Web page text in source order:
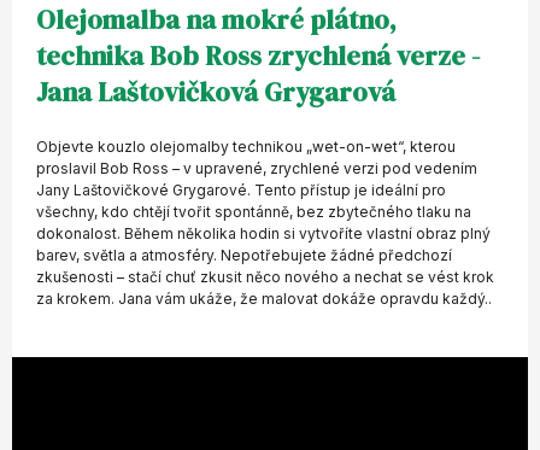
Olejomalba na mokré plátno,
technika Bob Ross zrychlená verze -
Jana Laštovičková Grygarová
Objevte kouzlo olejomalby technikou „wet-on-wet“, kterou
proslavil Bob Ross – v upravené, zrychlené verzi pod vedením
Jany Laštovičkové Grygarové. Tento přístup je ideální pro
všechny, kdo chtějí tvořit spontánně, bez zbytečného tlaku na
dokonalost. Během několika hodin si vytvoříte vlastní obraz plný
barev, světla a atmosféry. Nepotřebujete žádné předchozí
zkušenosti – stačí chuť zkusit něco nového a nechat se vést krok
za krokem. Jana vám ukáže, že malovat dokáže opravdu každý..